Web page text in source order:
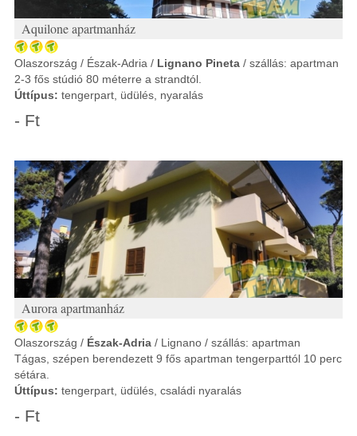
Aquilone apartmanház
Olaszország / Észak-Adria / Lignano Pineta / szállás: apartman
2-3 fős stúdió 80 méterre a strandtól.
Úttípus: tengerpart, üdülés, nyaralás
- Ft
Aurora apartmanház
Olaszország / Észak-Adria / Lignano / szállás: apartman
Tágas, szépen berendezett 9 fős apartman tengerparttól 10 perc
sétára.
Úttípus: tengerpart, üdülés, családi nyaralás
- Ft